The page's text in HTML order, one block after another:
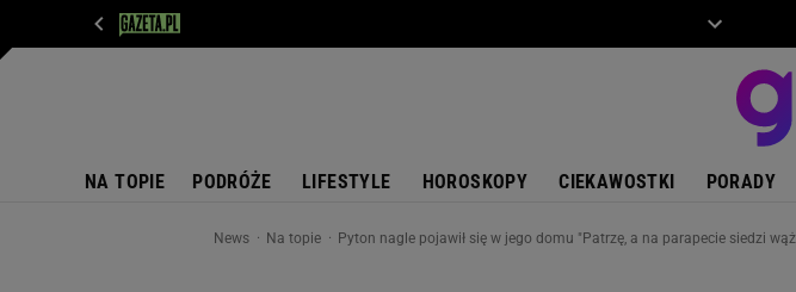
NA TOPIE PODRÓŻE LIFESTYLE HOROSKOPY CIEKAWOSTKI PORADY
News Na topie Pyton nagle pojawił się w jego domu "Patrzę, a na parapecie siedzi